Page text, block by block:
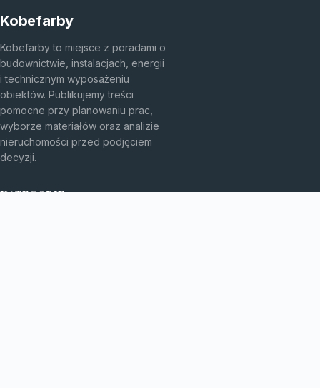
Kobefarby
Kobefarby to miejsce z poradami o
budownictwie, instalacjach, energii
i technicznym wyposażeniu
obiektów. Publikujemy treści
pomocne przy planowaniu prac,
wyborze materiałów oraz analizie
nieruchomości przed podjęciem
decyzji.
KATEGORIE